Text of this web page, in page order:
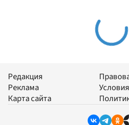
Редакция
Реклама
Карта сайта